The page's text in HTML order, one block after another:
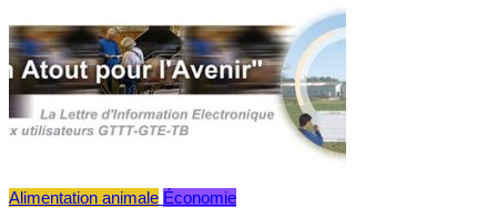
Alimentation animale Économie